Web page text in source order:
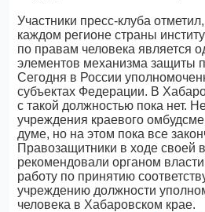
Участники пресс-клуба
каждом регионе страны
по правам человека является
элементов механизма защиты
Сегодня в России
субъектах Федерации. В
с такой должностью пока нет.
учреждения краевого
думе, но на этом пока все
Правозащитники в ходе своей
рекомендовали органом
работу по принятию
учреждению должности
человека в Хабаровском крае.